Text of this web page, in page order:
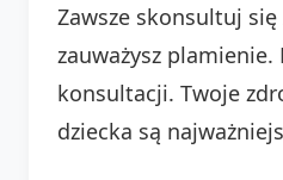
Zawsze skonsultuj
zauważysz
konsultacji. Twoje
dziecka są